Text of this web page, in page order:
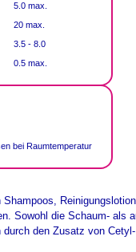
5.0 max.
20 max.
3.5 - 8.0
0.5 max.
bei Raumtemperatur
Sowohl die Schaum- als
den Zusatz von